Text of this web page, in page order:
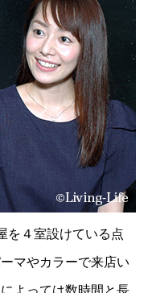
を４室設けている点
マやカラーで来店い
よっては数時間と長